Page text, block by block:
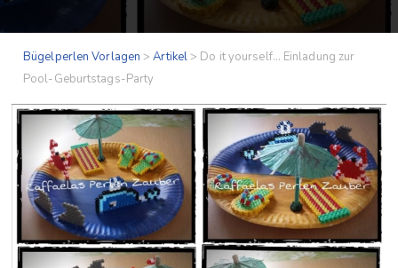
Bügelperlen Vorlagen >Artikel > Do it yourself… Einladung zur
Pool-Geburtstags-Party